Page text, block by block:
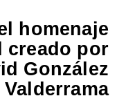
homenaje
creado por
González
Valderrama